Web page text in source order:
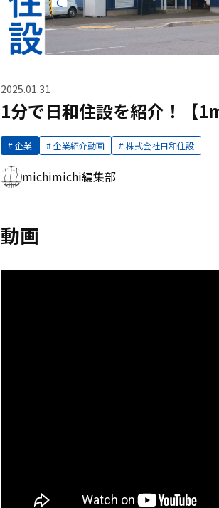
2025.01.31
1分で日和住設を紹介！【
企業 企業紹介動画 株式会社日和住設
michimichi編集部
動画